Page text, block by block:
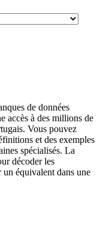
de données
accès à des millions de
Vous pouvez
et des exemples
spécialisés. La
décoder les
équivalent dans une